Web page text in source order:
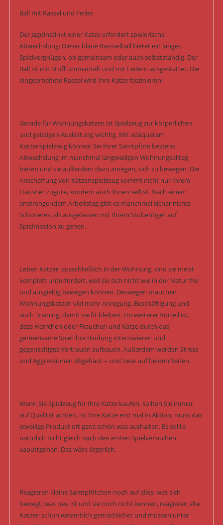
Ball mit Rassel und Feder
Der Jagdinstinkt einer Katze erfordert spielerische
Abwechslung: Dieser blaue Rassselball bietet ein langes
Spielvergnügen, ob gemeinsam oder auch selbstständig. Der
Ball ist mit Stoff ummantelt und mit Federn ausgestattet. Die
eingearbeitete Rassel wird Ihre Katze faszinieren!
Gerade für Wohnungskatzen ist Spielzeug zur körperlichen
und geistigen Auslastung wichtig. Mit adäquatem
Katzenspielzeug können Sie Ihrer Samtpfote bestens
Abwechslung im manchmal langweiligen Wohnungsalltag
bieten und sie außerdem dazu anregen, sich zu bewegen. Die
Anschaffung von Katzenspielzeug kommt nicht nur Ihrem
Haustier zugute, sondern auch Ihnen selbst. Nach einem
anstrengendem Arbeitstag gibt es manchmal sicher nichts
Schöneres, als ausgelassen mit Ihrem Stubentiger auf
Spielmission zu gehen.
Leben Katzen ausschließlich in der Wohnung, sind sie meist
komplett unterfordert, weil sie sich nicht wie in der Natur frei
und ausgiebig bewegen können. Deswegen brauchen
Wohnungskatzen viel mehr Anregung, Beschäftigung und
auch Training, damit sie fit bleiben. Ein weiterer Vorteil ist,
dass Herrchen oder Frauchen und Katze durch das
gemeinsame Spiel ihre Bindung intensivieren und
gegenseitiges Vertrauen aufbauen. Außerdem werden Stress
und Aggressionen abgebaut – und zwar auf beiden Seiten.
Wenn Sie Spielzeug für Ihre Katze kaufen, sollten Sie immer
auf Qualität achten. Ist Ihre Katze erst mal in Aktion, muss das
jeweilige Produkt oft ganz schön was aushalten. Es sollte
natürlich nicht gleich nach den ersten Spielversuchen
kaputtgehen. Das wäre ärgerlich.
Reagieren kleine Samtpfötchen noch auf alles, was sich
bewegt, was neu ist und sie noch nicht kennen, reagieren alte
Katzen schon wesentlich gemächlicher und müssen unter